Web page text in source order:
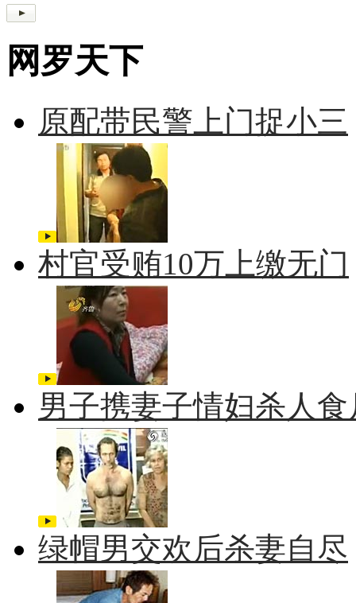
网罗天下
原配带民警上门捉小三
村官受贿10万上缴无门
男子携妻子情妇杀人食
绿帽男交欢后杀妻自尽